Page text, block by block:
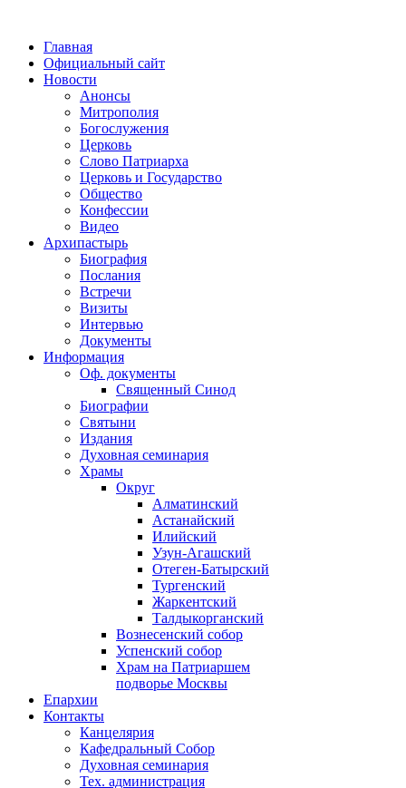
Главная
Официальный сайт
Новости
Анонсы
Митрополия
Богослужения
Церковь
Слово Патриарха
Церковь и Государство
Общество
Конфессии
Видео
Архипастырь
Биография
Послания
Встречи
Визиты
Интервью
Документы
Информация
Оф. документы
Священный Синод
Биографии
Святыни
Издания
Духовная семинария
Храмы
Округ
Алматинский
Астанайский
Илийский
Узун-Агашский
Отеген-Батырский
Тургенский
Жаркентский
Талдыкорганский
Вознесенский собор
Успенский собор
Храм на Патриаршем
подворье Москвы
Епархии
Контакты
Канцелярия
Кафедральный Собор
Духовная семинария
Тех. администрация